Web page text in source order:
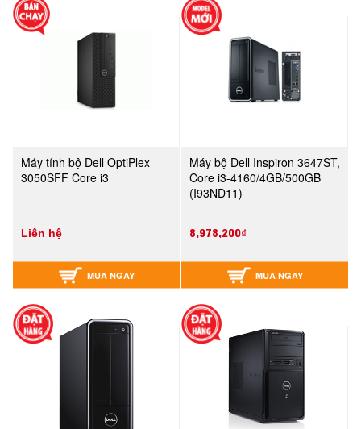
Máy tính bộ Dell OptiPlex
3050SFF Core i3
Liên hệ
MUA NGAY
Máy bộ Dell Inspiron 3647ST,
Core i3-4160/4GB/500GB
(I93ND11)
8,978,200₫
MUA NGAY